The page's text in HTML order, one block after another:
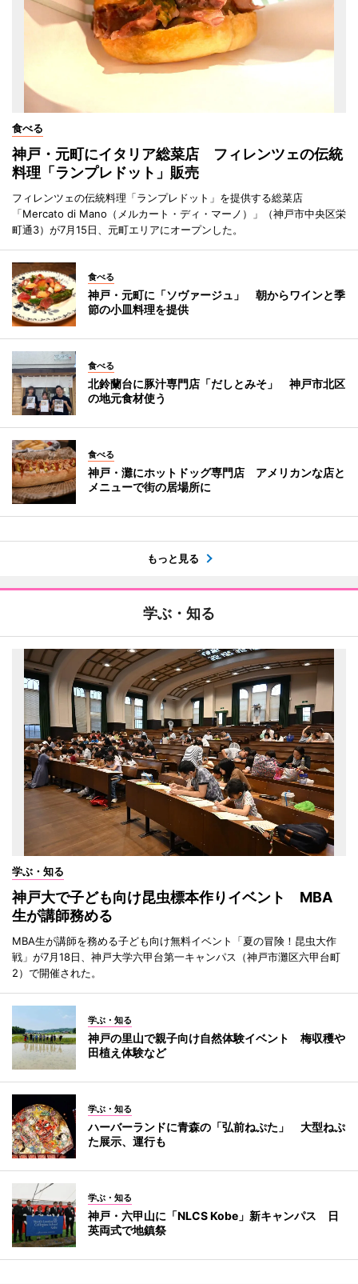
食べる
神戸・元町にイタリア総菜店 フィレンツェの伝統
料理「ランプレドット」販売
フィレンツェの伝統料理「ランプレドット」を提供する総菜店
「Mercato di Mano（メルカート・ディ・マーノ）」（神戸市中央区栄
町通3）が7月15日、元町エリアにオープンした。
食べる
神戸・元町に「ソヴァージュ」 朝からワインと季
節の小皿料理を提供
食べる
北鈴蘭台に豚汁専門店「だしとみそ」 神戸市北区
の地元食材使う
食べる
神戸・灘にホットドッグ専門店 アメリカンな店と
メニューで街の居場所に
もっと見る
学ぶ・知る
学ぶ・知る
神戸大で子ども向け昆虫標本作りイベント MBA
生が講師務める
MBA生が講師を務める子ども向け無料イベント「夏の冒険！昆虫大作
戦」が7月18日、神戸大学六甲台第一キャンパス（神戸市灘区六甲台町
2）で開催された。
学ぶ・知る
神戸の里山で親子向け自然体験イベント 梅収穫や
田植え体験など
学ぶ・知る
ハーバーランドに青森の「弘前ねぷた」 大型ねぷ
た展示、運行も
学ぶ・知る
神戸・六甲山に「NLCS Kobe」新キャンパス 日
英両式で地鎮祭